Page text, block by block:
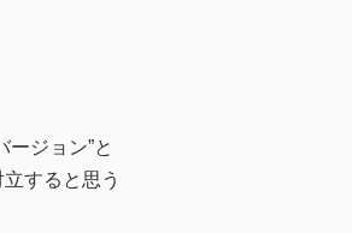
ジョン”と
すると思う